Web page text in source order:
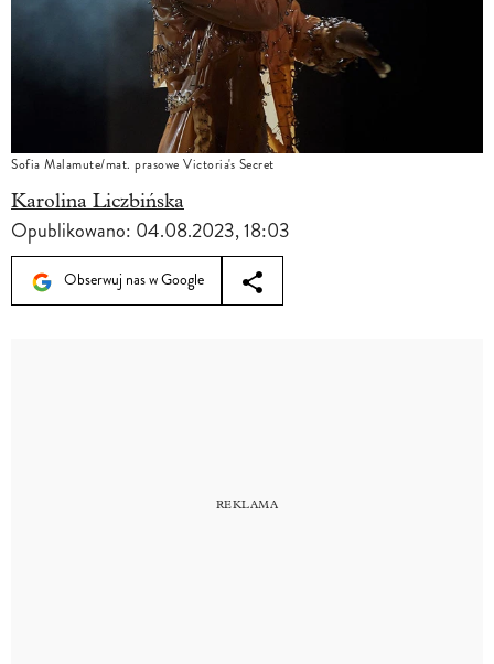
Sofia Malamute/mat. prasowe Victoria's Secret
Karolina Liczbińska
Opublikowano: 04.08.2023, 18:03
Obserwuj nas w Google